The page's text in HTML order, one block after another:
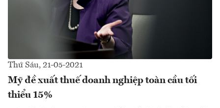
Thứ Sáu, 21-05-2021
Mỹ đề xuất thuế doanh nghiệp toàn cầu tối
thiểu 15%